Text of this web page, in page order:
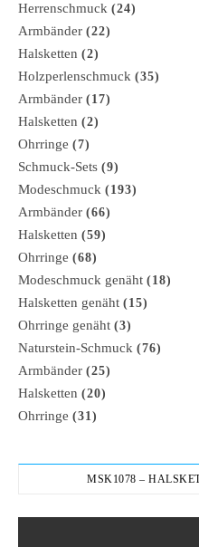
Herrenschmuck (24)
Armbänder (22)
Halsketten (2)
Holzperlenschmuck (35)
Armbänder (17)
Halsketten (2)
Ohrringe (7)
Schmuck-Sets (9)
Modeschmuck (193)
Armbänder (66)
Halsketten (59)
Ohrringe (68)
Modeschmuck genäht (18)
Halsketten genäht (15)
Ohrringe genäht (3)
Naturstein-Schmuck (76)
Armbänder (25)
Halsketten (20)
Ohrringe (31)
MSK1078 –